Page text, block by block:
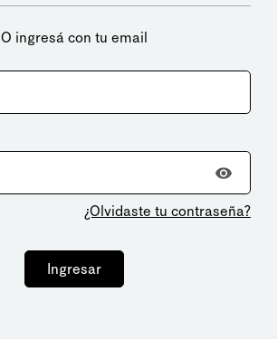
O ingresá con tu email
¿Olvidaste tu contraseña?
Ingresar